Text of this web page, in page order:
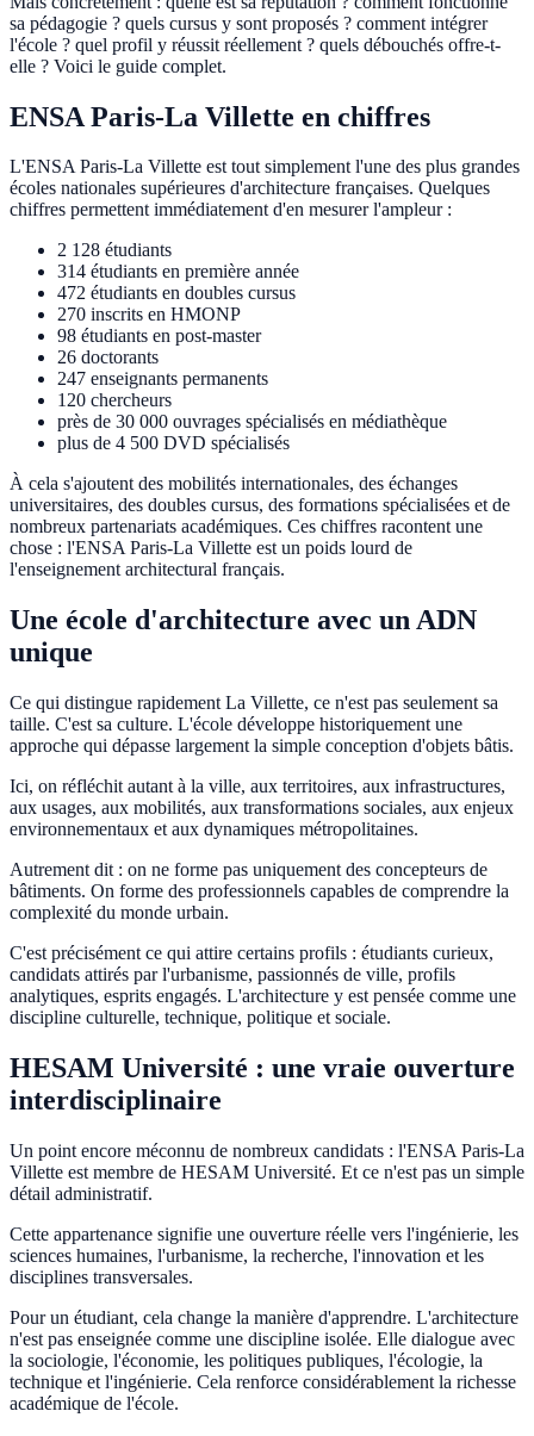
sa pédagogie ? quels cursus y sont proposés ? comment intégrer
l'école ? quel profil y réussit réellement ? quels débouchés offre-t-
elle ? Voici le guide complet.
ENSA Paris-La Villette en chiffres
L'ENSA Paris-La Villette est tout simplement l'une des plus grandes
écoles nationales supérieures d'architecture françaises. Quelques
chiffres permettent immédiatement d'en mesurer l'ampleur :
2 128 étudiants
314 étudiants en première année
472 étudiants en doubles cursus
270 inscrits en HMONP
98 étudiants en post-master
26 doctorants
247 enseignants permanents
120 chercheurs
près de 30 000 ouvrages spécialisés en médiathèque
plus de 4 500 DVD spécialisés
À cela s'ajoutent des mobilités internationales, des échanges
universitaires, des doubles cursus, des formations spécialisées et de
nombreux partenariats académiques. Ces chiffres racontent une
chose : l'ENSA Paris-La Villette est un poids lourd de
l'enseignement architectural français.
Une école d'architecture avec un ADN
unique
Ce qui distingue rapidement La Villette, ce n'est pas seulement sa
taille. C'est sa culture. L'école développe historiquement une
approche qui dépasse largement la simple conception d'objets bâtis.
Ici, on réfléchit autant à la ville, aux territoires, aux infrastructures,
aux usages, aux mobilités, aux transformations sociales, aux enjeux
environnementaux et aux dynamiques métropolitaines.
Autrement dit : on ne forme pas uniquement des concepteurs de
bâtiments. On forme des professionnels capables de comprendre la
complexité du monde urbain.
C'est précisément ce qui attire certains profils : étudiants curieux,
candidats attirés par l'urbanisme, passionnés de ville, profils
analytiques, esprits engagés. L'architecture y est pensée comme une
discipline culturelle, technique, politique et sociale.
HESAM Université : une vraie ouverture
interdisciplinaire
Un point encore méconnu de nombreux candidats : l'ENSA Paris-La
Villette est membre de HESAM Université. Et ce n'est pas un simple
détail administratif.
Cette appartenance signifie une ouverture réelle vers l'ingénierie, les
sciences humaines, l'urbanisme, la recherche, l'innovation et les
disciplines transversales.
Pour un étudiant, cela change la manière d'apprendre. L'architecture
n'est pas enseignée comme une discipline isolée. Elle dialogue avec
la sociologie, l'économie, les politiques publiques, l'écologie, la
technique et l'ingénierie. Cela renforce considérablement la richesse
académique de l'école.